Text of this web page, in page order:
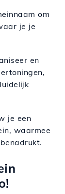
om
je je
en
je een
waarmee